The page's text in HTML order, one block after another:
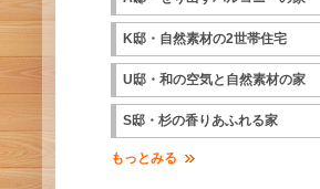
K邸・自然素材の2世帯住宅
U邸・和の空気と自然素材の家
S邸・杉の香りあふれる家
もっとみる